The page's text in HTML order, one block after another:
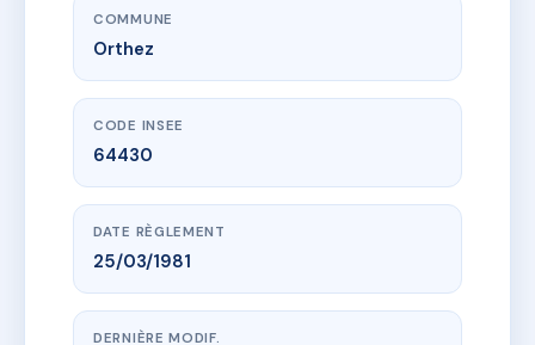
COMMUNE
Orthez
CODE INSEE
64430
DATE RÈGLEMENT
25/03/1981
DERNIÈRE MODIF.